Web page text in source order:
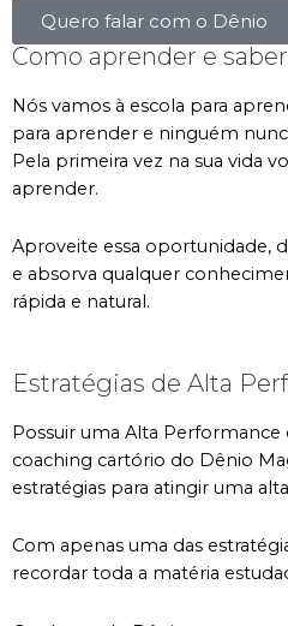
Quero falar com o Dênio
Como aprender e
Nós vamos à escola para
para aprender e ninguém
Pela primeira vez na sua vida
aprender.
Aproveite essa oportunidade,
e absorva qualquer
rápida e natural.
Estratégias de Alta
Possuir uma Alta
coaching cartório do Dênio
estratégias para atingir uma
Com apenas uma das
recordar toda a matéria